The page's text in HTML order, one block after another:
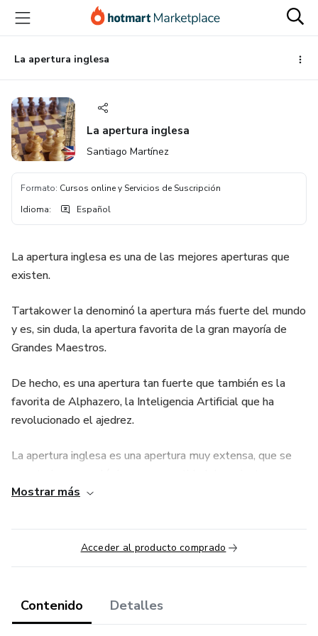
principal
página
de
página
La apertura inglesa
La apertura inglesa
Santiago Martínez
Formato: Cursos online y Servicios de Suscripción
Idioma: Español
La apertura inglesa es una de las mejores aperturas que
existen.
Tartakower la denominó la apertura más fuerte del mundo
y es, sin duda, la apertura favorita de la gran mayoría de
Grandes Maestros.
De hecho, es una apertura tan fuerte que también es la
favorita de Alphazero, la Inteligencia Artificial que ha
revolucionado el ajedrez.
La apertura inglesa es una apertura muy extensa, que se
uno y otro bando. Desde los primeros movimientos los dos
los dos flancos. Y se trata de una apertura muy rica en
ideas tácticas y estratégicas.
apertura inglesa, celadas, trucos tácticos, planes y
maniobras típicas.
Mostrar más
Acceder al producto comprado
Contenido Detalles